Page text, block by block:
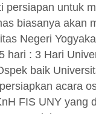
persiapan untuk
biasanya akan
Negeri
hari : 3 Hari
baik
acara
FIS UNY yang